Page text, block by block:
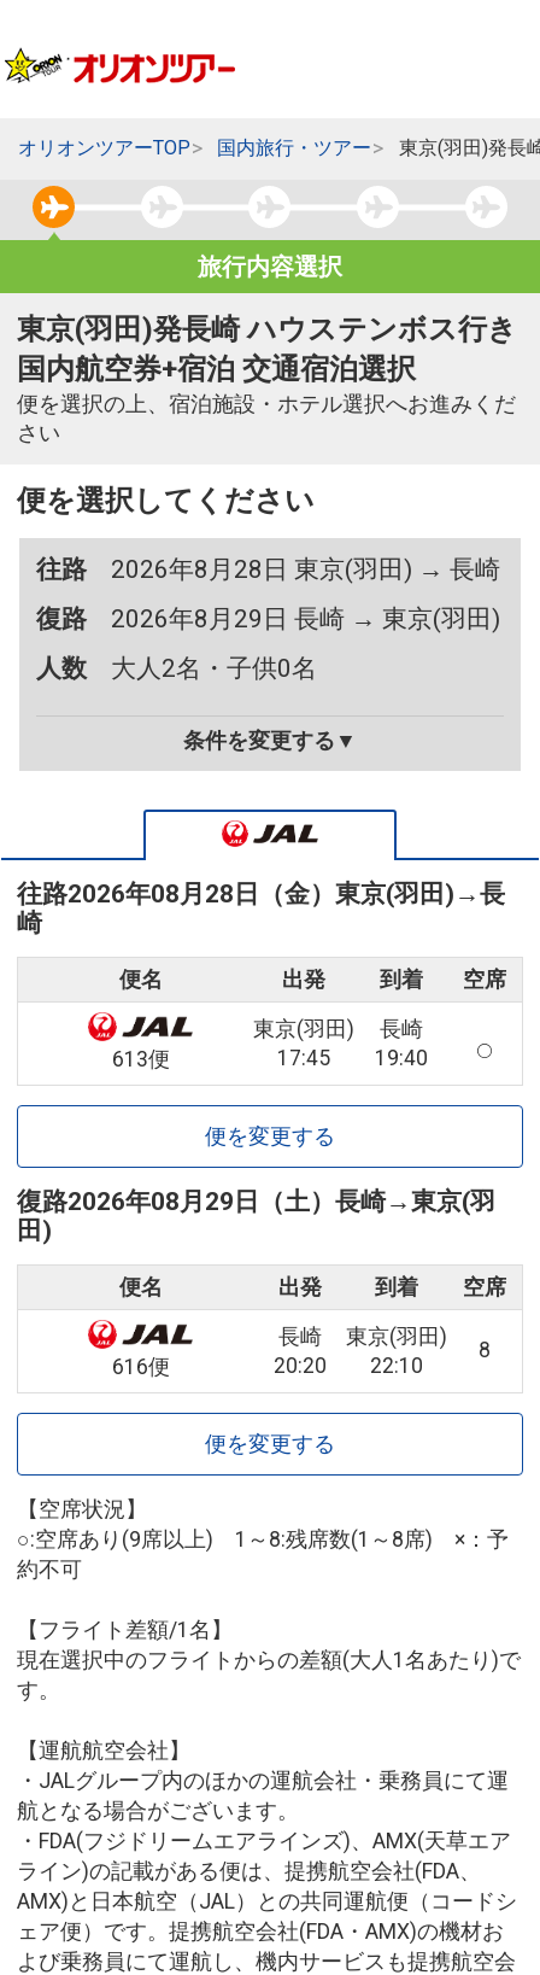
オリオンツアーTOP 国内旅行・ツアー 東京(羽田)発長
旅行内容選択
東京(羽田)発長崎 ハウステンボス行き
国内航空券+宿泊 交通宿泊選択
便を選択の上、宿泊施設・ホテル選択へお進みくだ
さい
便を選択してください
往路
2026年8月28日 東京(羽田) → 長崎
復路
2026年8月29日 長崎 → 東京(羽田)
人数
大人2名・子供0名
条件を変更する▼
往路2026年08月28日（金） 東京(羽田) →長
崎
便名 出発 到着 空席
613便
東京(羽田)
17:45
長崎
19:40
便を変更する
復路2026年08月29日（土） 長崎→東京(羽
田)
便名 出発 到着 空席
616便
長崎
20:20
東京(羽田)
22:10
8
便を変更する
【空席状況】
○:空席あり(9席以上) 1～8:残席数(1～8席) ×：予
約不可
【フライト差額/1名】
現在選択中のフライトからの差額(大人1名あたり)で
す。
【運航航空会社】
・JALグループ内のほかの運航会社・乗務員にて運
航となる場合がございます。
・FDA(フジドリームエアラインズ)、AMX(天草エア
ライン)の記載がある便は、提携航空会社(FDA、
AMX)と日本航空（JAL）との共同運航便（コードシ
ェア便）です。提携航空会社(FDA・AMX)の機材お
よび乗務員にて運航し、機内サービスも提携航空会